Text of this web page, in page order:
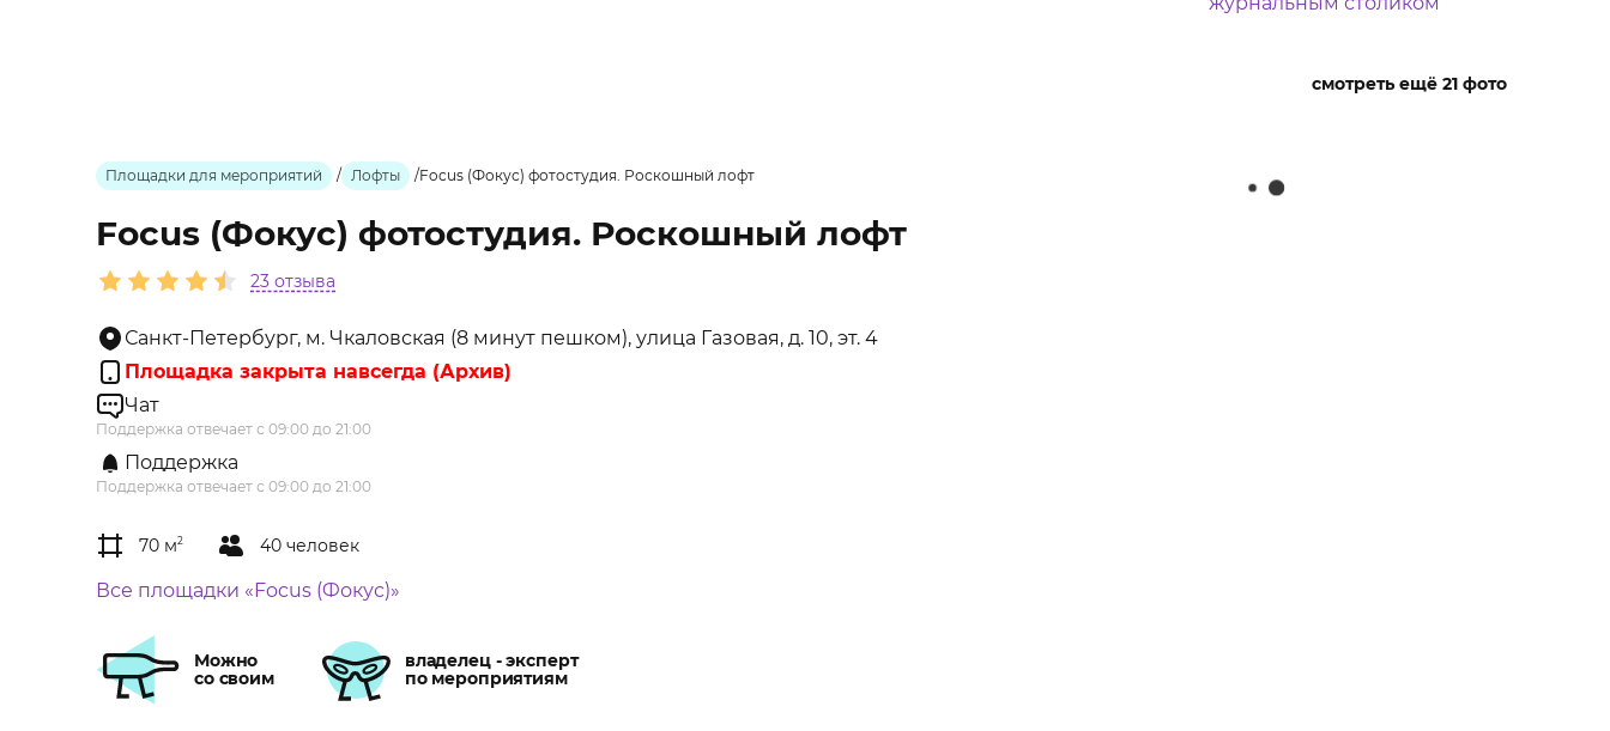
смотреть ещё 21 фото
Площадки для мероприятий / Лофты /Focus (Фокус) фотостудия. Роскошный лофт
Focus (Фокус) фотостудия. Роскошный лофт
23 отзыва
Санкт-Петербург, м. Чкаловская (8 минут пешком), улица Газовая, д. 10, эт. 4
Площадка закрыта навсегда (Архив)
Чат
Поддержка отвечает с 09:00 до 21:00
Поддержка
Поддержка отвечает с 09:00 до 21:00
70 м2 40 человек
Все площадки «Focus (Фокус)»
Можно
со своим
владелец - эксперт
по мероприятиям